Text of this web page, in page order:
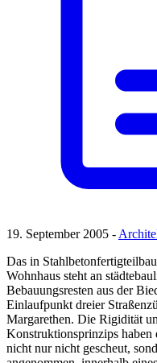
19. September 2005 -
Das in
Wohnhaus steht an
Bebauungsresten aus der
Einlaufpunkt dreier
Margarethen. Die Rigidität
Konstruktionsprinzips
nicht nur nicht gescheut,